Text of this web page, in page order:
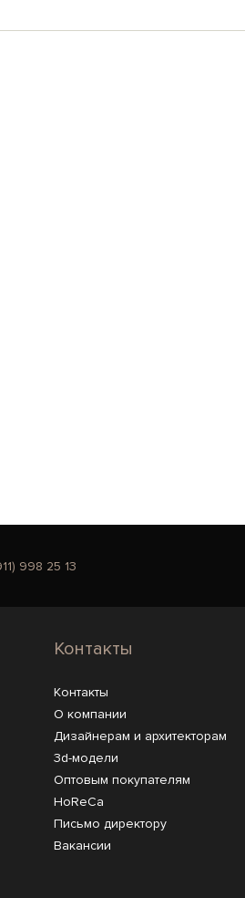
998 25 13
Контакты
Контакты
О компании
Дизайнерам и архитекторам
3d-модели
Оптовым покупателям
HoReCa
Письмо директору
Вакансии